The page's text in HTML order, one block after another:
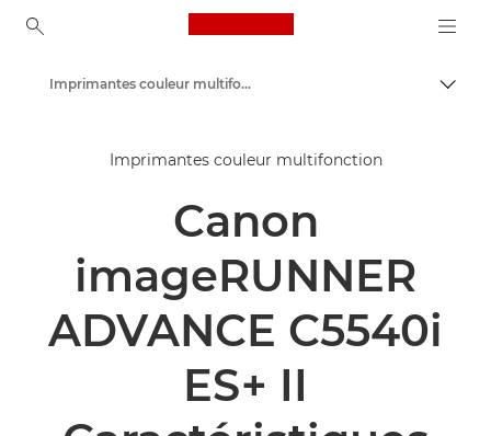
Canon Logo, back to
Solutions et services
Produits professionnels
Imprimantes multifonctions - Multifonctions
Imprimantes couleur multifonction
Imprimantes couleur multifonction
Canon
imageRUNNER
ADVANCE C5540i
ES+ II